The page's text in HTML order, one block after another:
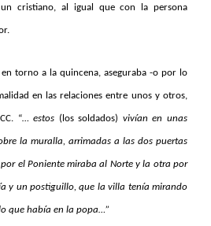
cristiano, al igual que con la persona
torno a la quincena, aseguraba -o por lo
en las relaciones entre unos y otros,
“… estos (los soldados) vivían en unas
la muralla, arrimadas a las dos puertas
el Poniente miraba al Norte y la otra por
y un postiguillo, que la villa tenía mirando
que había en la popa…”